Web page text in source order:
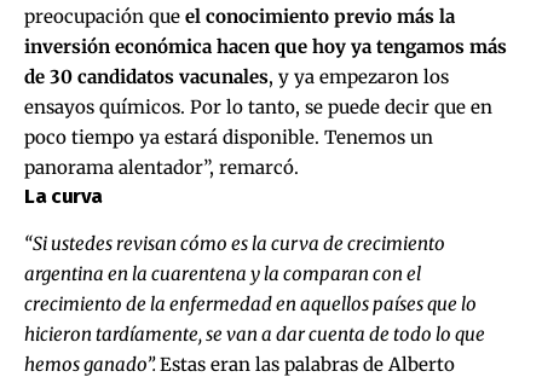
preocupación que el conocimiento previo más la
inversión económica hacen que hoy ya tengamos más
de 30 candidatos vacunales, y ya empezaron los
ensayos químicos. Por lo tanto, se puede decir que en
poco tiempo ya estará disponible. Tenemos un
panorama alentador”, remarcó.
La curva
“Si ustedes revisan cómo es la curva de crecimiento
argentina en la cuarentena y la comparan con el
crecimiento de la enfermedad en aquellos países que lo
hicieron tardíamente, se van a dar cuenta de todo lo que
hemos ganado”.Estas eran las palabras de Alberto